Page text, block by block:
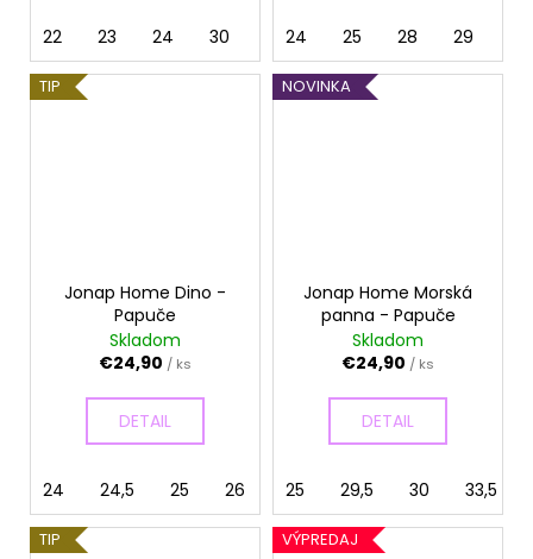
22 23 24 30 24 25 28 29
TIP
Jonap Home Dino -
Papuče
Skladom
€24,90 / ks
DETAIL
24 24,5 25 26 27 28 29 29,5
NOVINKA
Jonap Home Morská
panna - Papuče
Skladom
€24,90 / ks
DETAIL
25 29,5 30 33,5
TIP VÝPREDAJ